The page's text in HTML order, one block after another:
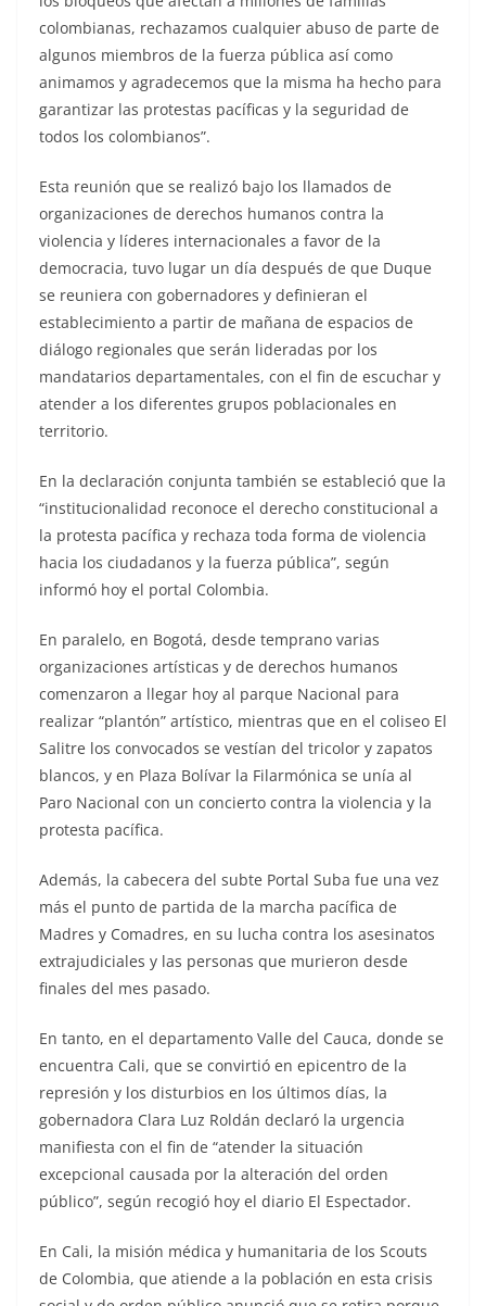
colombianas, rechazamos cualquier abuso de parte de
algunos miembros de la fuerza pública así como
animamos y agradecemos que la misma ha hecho para
garantizar las protestas pacíficas y la seguridad de
todos los colombianos”.
Esta reunión que se realizó bajo los llamados de
organizaciones de derechos humanos contra la
violencia y líderes internacionales a favor de la
democracia, tuvo lugar un día después de que Duque
se reuniera con gobernadores y definieran el
establecimiento a partir de mañana de espacios de
diálogo regionales que serán lideradas por los
mandatarios departamentales, con el fin de escuchar y
atender a los diferentes grupos poblacionales en
territorio.
En la declaración conjunta también se estableció que la
“institucionalidad reconoce el derecho constitucional a
la protesta pacífica y rechaza toda forma de violencia
hacia los ciudadanos y la fuerza pública”, según
informó hoy el portal Colombia.
En paralelo, en Bogotá, desde temprano varias
organizaciones artísticas y de derechos humanos
comenzaron a llegar hoy al parque Nacional para
realizar “plantón” artístico, mientras que en el coliseo El
Salitre los convocados se vestían del tricolor y zapatos
blancos, y en Plaza Bolívar la Filarmónica se unía al
Paro Nacional con un concierto contra la violencia y la
protesta pacífica.
Además, la cabecera del subte Portal Suba fue una vez
más el punto de partida de la marcha pacífica de
Madres y Comadres, en su lucha contra los asesinatos
extrajudiciales y las personas que murieron desde
finales del mes pasado.
En tanto, en el departamento Valle del Cauca, donde se
encuentra Cali, que se convirtió en epicentro de la
represión y los disturbios en los últimos días, la
gobernadora Clara Luz Roldán declaró la urgencia
manifiesta con el fin de “atender la situación
excepcional causada por la alteración del orden
público”, según recogió hoy el diario El Espectador.
En Cali, la misión médica y humanitaria de los Scouts
de Colombia, que atiende a la población en esta crisis